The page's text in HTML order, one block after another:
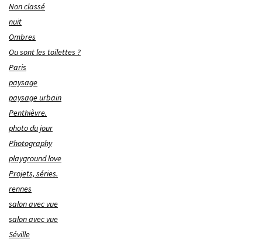
Non classé
nuit
Ombres
Ou sont les toilettes ?
Paris
paysage
paysage urbain
Penthièvre.
photo du jour
Photography
playground love
Projets, séries.
rennes
salon avec vue
salon avec vue
Séville